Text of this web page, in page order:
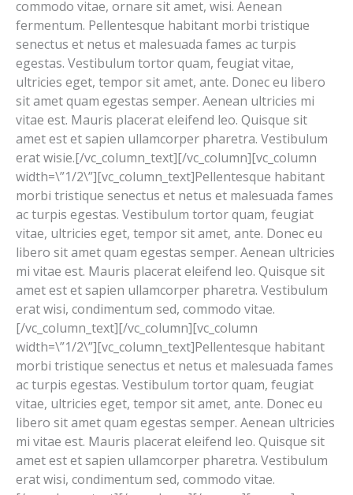
commodo vitae, ornare sit amet, wisi. Aenean
fermentum. Pellentesque habitant morbi tristique
senectus et netus et malesuada fames ac turpis
egestas. Vestibulum tortor quam, feugiat vitae,
ultricies eget, tempor sit amet, ante. Donec eu libero
sit amet quam egestas semper. Aenean ultricies mi
vitae est. Mauris placerat eleifend leo. Quisque sit
amet est et sapien ullamcorper pharetra. Vestibulum
erat wisie.[/vc_column_text][/vc_column][vc_column
width=\”1/2\”][vc_column_text]Pellentesque habitant
morbi tristique senectus et netus et malesuada fames
ac turpis egestas. Vestibulum tortor quam, feugiat
vitae, ultricies eget, tempor sit amet, ante. Donec eu
libero sit amet quam egestas semper. Aenean ultricies
mi vitae est. Mauris placerat eleifend leo. Quisque sit
amet est et sapien ullamcorper pharetra. Vestibulum
erat wisi, condimentum sed, commodo vitae.
[/vc_column_text][/vc_column][vc_column
width=\”1/2\”][vc_column_text]Pellentesque habitant
morbi tristique senectus et netus et malesuada fames
ac turpis egestas. Vestibulum tortor quam, feugiat
vitae, ultricies eget, tempor sit amet, ante. Donec eu
libero sit amet quam egestas semper. Aenean ultricies
mi vitae est. Mauris placerat eleifend leo. Quisque sit
amet est et sapien ullamcorper pharetra. Vestibulum
erat wisi, condimentum sed, commodo vitae.